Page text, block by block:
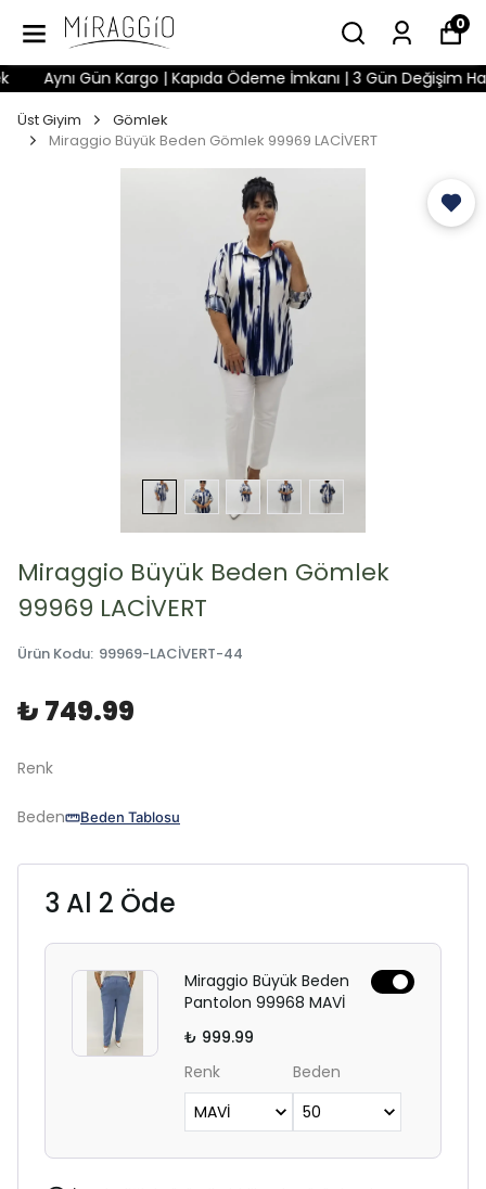
0
Aynı Gün Kargo | Kapıda Ödeme İmkanı | 3 Gün Değişim
Üst Giyim
Gömlek
Miraggio Büyük Beden Gömlek 99969 LACİVERT
Miraggio Büyük Beden Gömlek
99969 LACİVERT
Ürün Kodu: 99969-LACİVERT-44
₺ 749.99
Renk
Beden Beden Tablosu
3 Al 2 Öde
Miraggio Büyük Beden
Pantolon 99968 MAVİ
₺ 999.99
Renk
Beden